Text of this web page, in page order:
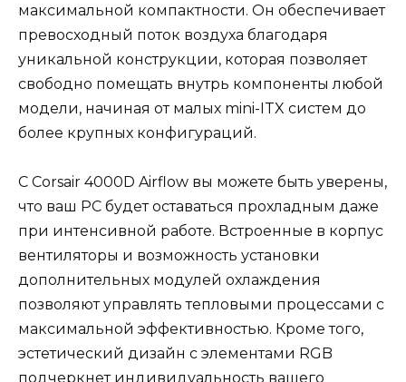
максимальной компактности. Он обеспечивает
превосходный поток воздуха благодаря
уникальной конструкции, которая позволяет
свободно помещать внутрь компоненты любой
модели, начиная от малых mini-ITX систем до
более крупных конфигураций.
С Corsair 4000D Airflow вы можете быть уверены,
что ваш PC будет оставаться прохладным даже
при интенсивной работе. Встроенные в корпус
вентиляторы и возможность установки
дополнительных модулей охлаждения
позволяют управлять тепловыми процессами с
максимальной эффективностью. Кроме того,
эстетический дизайн с элементами RGB
подчеркнет индивидуальность вашего